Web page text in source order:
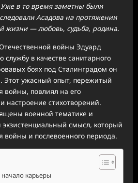
Уже в то время заметны были
Асадова на протяжении
жизни — любовь, судьба, родина.
войны Эдуард
службу в качестве санитарного
боях под Сталинградом он
ужасный опыт, пережитый
войны, повлиял на его
стихотворений.
военной тематике и
экзистенциальный смысл, который
войны и послевоенного периода.
карьеры